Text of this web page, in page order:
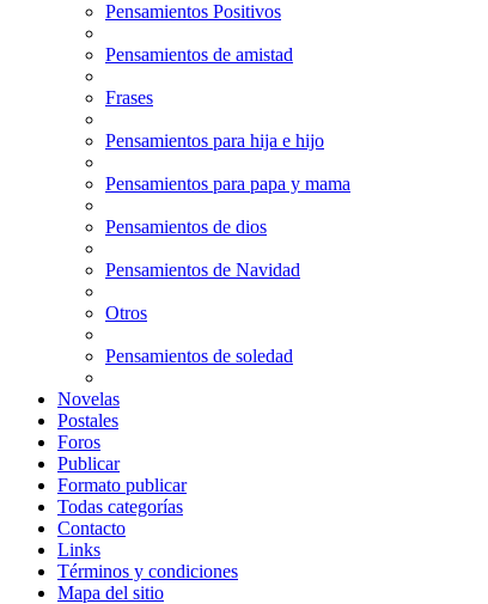
Pensamientos Positivos
Pensamientos de amistad
Frases
Pensamientos para hija e hijo
Pensamientos para papa y mama
Pensamientos de dios
Pensamientos de Navidad
Otros
Pensamientos de soledad
Novelas
Postales
Foros
Publicar
Formato publicar
Todas categorías
Contacto
Links
Términos y condiciones
Mapa del sitio